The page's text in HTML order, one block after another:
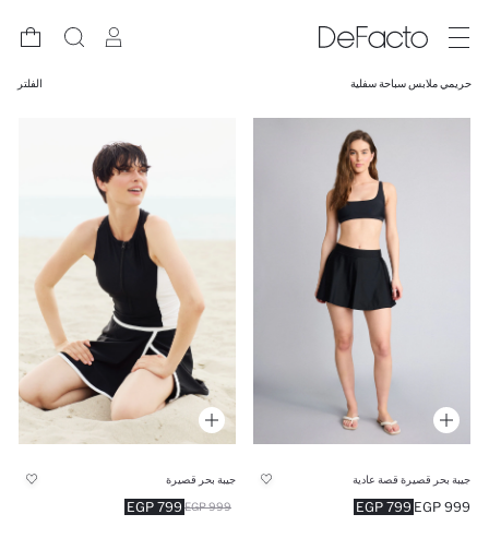
حريمي ملابس سباحة سفلية الفلتر
جيبة بحر قصيرة قصة عادية
799 EGP 999 EGP
جيبة بحر قصيرة
799 EGP 999 EGP